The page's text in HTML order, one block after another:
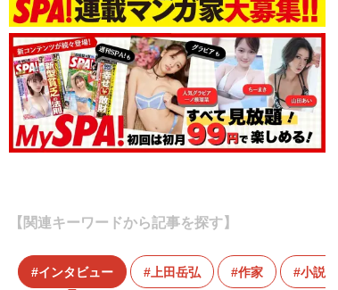
【関連キーワードから記事を探す】
インタビュー 上田岳弘 作家 小説家